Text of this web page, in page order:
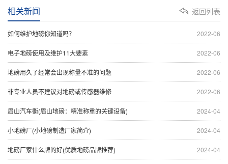
返回列表
相关新闻
2022-06
如何维护地磅你知道吗？
2022-06
电子地磅使用及维护11大要素
2022-06
地磅用久了经常会出现称量不准的问题
2022-06
非专业人员不建议对地磅或传感器维修
2024-04
眉山汽车衡(眉山地磅：精准称重的关键设备)
2024-04
小地磅厂(小地磅制造厂家简介)
2024-04
地磅厂家什么牌的好(优质地磅品牌推荐)